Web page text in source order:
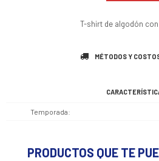
T-shirt de algodón
MÉTODOS Y
Temporada
PRODUCTOS QUE TE